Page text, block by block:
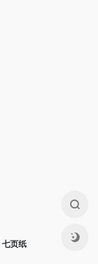
七页纸